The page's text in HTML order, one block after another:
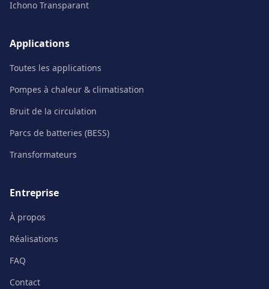
Ichono Transparant
Applications
Toutes les applications
Pompes à chaleur & climatisation
Bruit de la circulation
Parcs de batteries (BESS)
Transformateurs
Entreprise
À propos
Réalisations
FAQ
Contact